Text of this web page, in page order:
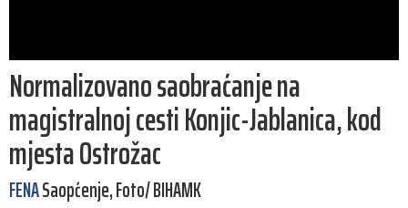
Normalizovano saobraćanje na
magistralnoj cesti Konjic-Jablanica, kod
mjesta Ostrožac
FENASaopćenje, Foto/ BIHAMK